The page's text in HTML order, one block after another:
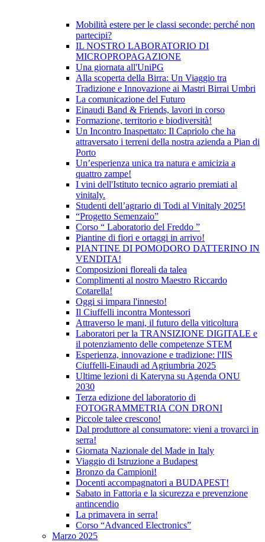
Mobilità estere per le classi seconde: perché non
partecipi?
IL NOSTRO LABORATORIO DI
MICROPROPAGAZIONE
Una giornata all'UniPG
Alla scoperta della Birra: Un Viaggio tra
Tradizione e Innovazione ai Mastri Birrai Umbri
La comunicazione del Futuro
Einaudi Band & Friends, lavori in corso
Formazione, territorio e biodiversità!
Un Incontro Inaspettato: Il Capriolo che ha
attraversato i terreni della nostra azienda a Pian di
Porto
Un’esperienza unica tra natura e amicizia a
quattro zampe!
I vini dell'Istituto tecnico agrario premiati al
vinitaly.
Studenti dell’agrario di Todi al Vinitaly 2025!
“Progetto Semenzaio”
Corso “ Laboratorio del Freddo ”
Piantine di fiori e ortaggi in arrivo!
PIANTINE DI POMODORO DATTERINO IN
VENDITA!
Composizioni floreali da talea
Complimenti al nostro Maestro Riccardo
Cotarella!
Oggi si impara l'innesto!
Il Ciuffelli incontra Montessori
Attraverso le mani, il futuro della viticoltura
Laboratori per la TRANSIZIONE DIGITALE e
il potenziamento delle competenze STEM
Esperienza, innovazione e tradizione: l'IIS
Ciuffelli-Einaudi ad Agriumbria 2025
Ultime lezioni di Kateryna su Agenda ONU
2030
Terza edizione del laboratorio di
FOTOGRAMMETRIA CON DRONI
Piccole talee crescono!
Dal produttore al consumatore: vieni a trovarci in
serra!
Giornata Nazionale del Made in Italy
Viaggio di Istruzione a Budapest
Bronzo da Campioni!
Docenti accompagnatori a BUDAPEST!
Sabato in Fattoria e la sicurezza e prevenzione
antincendio
La primavera in serra!
Corso “Advanced Electronics”
Marzo 2025